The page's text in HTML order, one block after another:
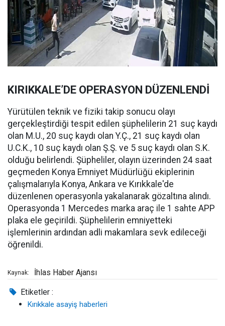
KIRIKKALE’DE OPERASYON DÜZENLENDİ
Yürütülen teknik ve fiziki takip sonucu olayı
gerçekleştirdiği tespit edilen şüphelilerin 21 suç kaydı
olan M.U., 20 suç kaydı olan Y.Ç., 21 suç kaydı olan
U.C.K., 10 suç kaydı olan Ş.Ş. ve 5 suç kaydı olan S.K.
olduğu belirlendi. Şüpheliler, olayın üzerinden 24 saat
geçmeden Konya Emniyet Müdürlüğü ekiplerinin
çalışmalarıyla Konya, Ankara ve Kırıkkale'de
düzenlenen operasyonla yakalanarak gözaltına alındı.
Operasyonda 1 Mercedes marka araç ile 1 sahte APP
plaka ele geçirildi. Şüphelilerin emniyetteki
işlemlerinin ardından adli makamlara sevk edileceği
öğrenildi.
Kaynak: İhlas Haber Ajansı
Etiketler :
Kırıkkale asayiş haberleri